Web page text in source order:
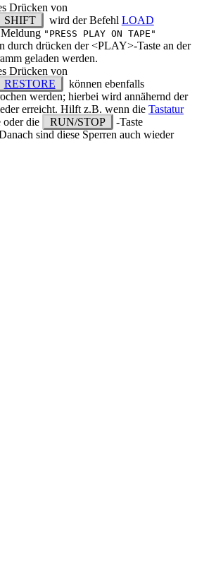
Drücken von
SHIFT wird der Befehl LOAD
"PRESS PLAY ON TAPE"
durch drücken der <PLAY>-Taste an der
geladen werden.
Drücken von
RESTORE
können ebenfalls
werden; hierbei wird annähernd der
erreicht. Hilft z.B. wenn die Tastatur
oder die
RUN/STOP
-Taste
sind diese Sperren auch wieder